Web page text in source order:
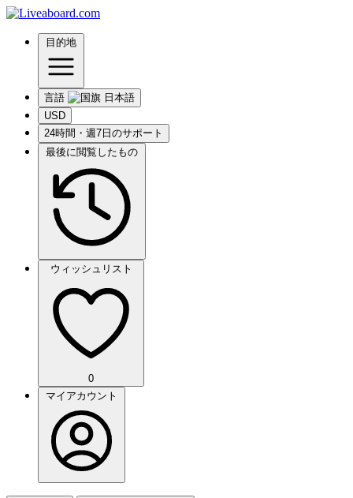
目的地
言語
USD
24時間・週7日のサポート
最後に閲覧したもの
ウィッシュリスト
0
マイアカウント